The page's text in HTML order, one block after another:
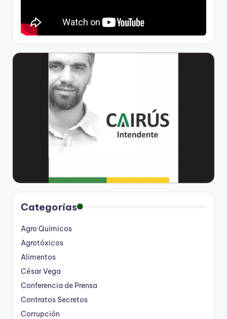
Categorías
Agro Químicos
Agrotóxicos
Alimentos
César Vega
Conferencia de Prensa
Contratos Secretos
Corrupción